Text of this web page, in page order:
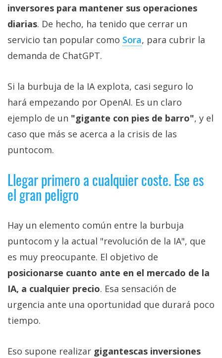
inversores para mantener sus operaciones
diarias. De hecho, ha tenido que cerrar un
servicio tan popular como Sora‎, para cubrir la
demanda de ChatGPT.
Si la burbuja de la IA explota, casi seguro lo
hará empezando por OpenAI. Es un claro
ejemplo de un "gigante con pies de barro", y el
caso que más se acerca a la crisis de las
puntocom.
Llegar primero a cualquier coste. Ese es
el gran peligro
Hay un elemento común entre la burbuja
puntocom y la actual "revolución de la IA", que
es muy preocupante. El objetivo de
posicionarse cuanto ante en el mercado de la
IA, a cualquier precio. Esa sensación de
urgencia ante una oportunidad que durará poco
tiempo.
Eso supone realizar gigantescas inversiones